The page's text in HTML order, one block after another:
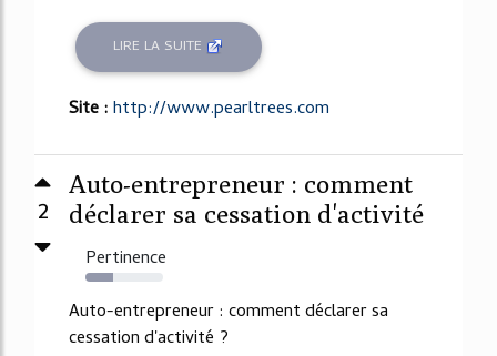
LIRE LA SUITE
Site :http://www.pearltrees.com
2
Auto-entrepreneur : comment
déclarer sa cessation d'activité
Pertinence
35%
Auto-entrepreneur : comment déclarer sa
cessation d'activité ?